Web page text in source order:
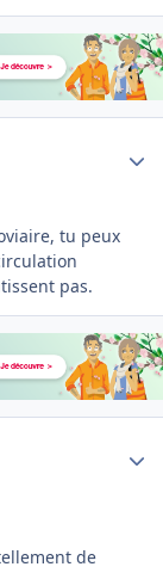
tu peux
pas.
de